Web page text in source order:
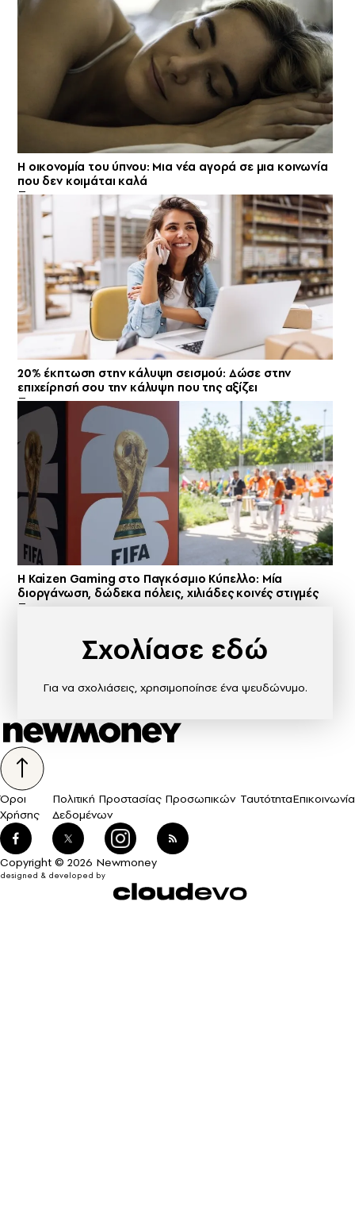
Η οικονομία του ύπνου: Μια νέα αγορά σε μια κοινωνία
που δεν κοιμάται καλά
20% έκπτωση στην κάλυψη σεισμού: Δώσε στην
επιχείρησή σου την κάλυψη που της αξίζει
H Kaizen Gaming στο Παγκόσμιο Kύπελλο: Μία
διοργάνωση, δώδεκα πόλεις, χιλιάδες κοινές στιγμές
Σχολίασε εδώ
Για να σχολιάσεις, χρησιμοποίησε ένα ψευδώνυμο.
Όροι
Χρήσης
Πολιτική Προστασίας Προσωπικών
Δεδομένων
ΤαυτότηταΕπικοινωνία
Copyright © 2026 Newmoney
designed & developed by